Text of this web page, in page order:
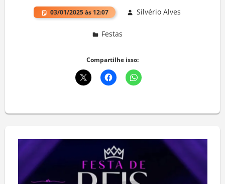
03/01/2025 às 12:07 Silvério Alves
Festas
Compartilhe isso: